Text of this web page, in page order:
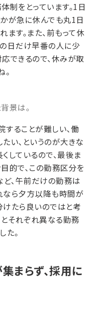
制をとっています。1日
が急に休んでも丸1日
ます。また、前もって休
日だけ早番の人に少
できるので、休みが取
景は。
ることが難しい、働
い、というのが大きな
しているので、最後ま
的で、この勤務区分を
ど、午前だけの勤務は
なら夕方以降も時間が
けたら良いのではと考
とそれぞれ異なる勤務
た。
まらず、採用に